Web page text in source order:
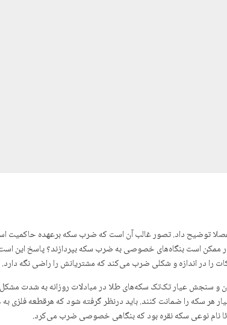
توضیح داد. تصور غالب آن است که ضرب سکه برعهده حاکمیت
ممکن است بنگاه‌های خصوصی به ضرب سکه بپردازند؟ پاسخ
را در اندازه و شکلی ضرب می‌کند که مشتریانش را راضی نگه دارد.
سنجش عیار تک‌تک سکه‌های طلا در مبادلات روزانه به شدت
هر سکه را ضمانت کنند. باید درنظر گرفته شود که هرقطعه
نام نوعی سکه نقره بود که بنگاهی خصوصی ضرب می‌کرد.